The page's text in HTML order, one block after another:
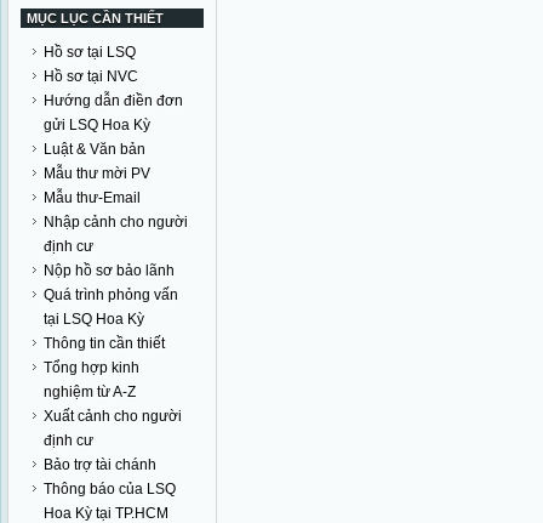
MỤC LỤC CẦN THIẾT
Hồ sơ tại LSQ
Hồ sơ tại NVC
Hướng dẫn điền đơn
gửi LSQ Hoa Kỳ
Luật & Văn bản
Mẫu thư mời PV
Mẫu thư-Email
Nhập cảnh cho người
định cư
Nộp hồ sơ bảo lãnh
Quá trình phỏng vấn
tại LSQ Hoa Kỳ
Thông tin cần thiết
Tổng hợp kinh
nghiệm từ A-Z
Xuất cảnh cho người
định cư
Bảo trợ tài chánh
Thông báo của LSQ
Hoa Kỳ tại TP.HCM